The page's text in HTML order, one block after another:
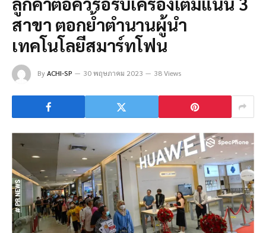
สาขา ตอกย้ำตำนานผู้นำ
เทคโนโลยีสมาร์ทโฟน
ByACHI-SP 30 พฤษภาคม 2023 38 Views